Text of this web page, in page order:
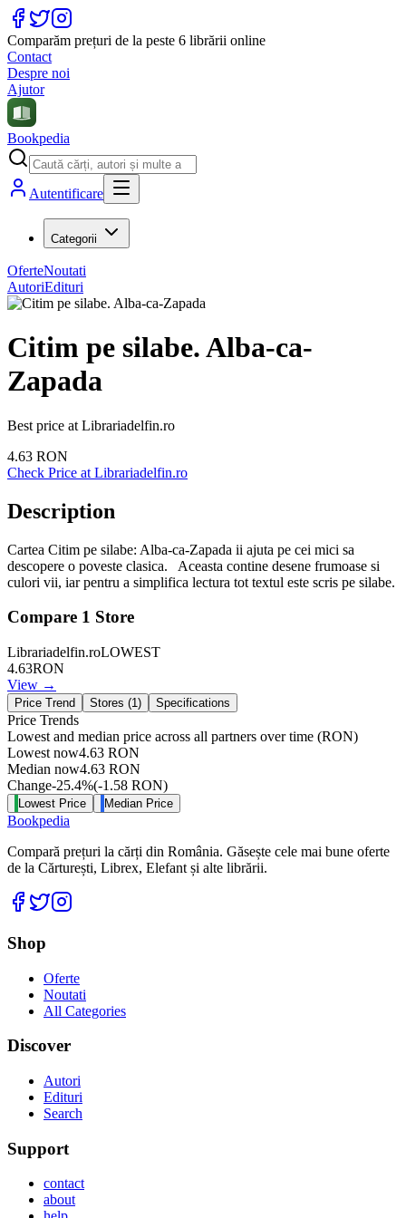
Comparăm prețuri de la peste 6 librării online
Contact
Despre noi
Ajutor
Bookpedia
Autentificare
Categorii
OferteNoutati
AutoriEdituri
Citim pe silabe. Alba-ca-
Zapada
Best price at Librariadelfin.ro
4.63 RON
Check Price at Librariadelfin.ro
Description
Cartea Citim pe silabe: Alba-ca-Zapada ii ajuta pe cei mici sa
descopere o poveste clasica. Aceasta contine desene frumoase si
culori vii, iar pentru a simplifica lectura tot textul este scris pe silabe.
Compare 1 Store
Librariadelfin.roLOWEST
4.63RON
View →
Price Trend Stores (1) Specifications
Price Trends
Lowest and median price across all partners over time (RON)
Lowest now4.63 RON
Median now4.63 RON
Change-25.4%(-1.58 RON)
Lowest Price Median Price
Bookpedia
Compară prețuri la cărți din România. Găsește cele mai bune oferte
de la Cărturești, Librex, Elefant și alte librării.
Facebook
Twitter
Shop
Oferte
Noutati
All Categories
Discover
Autori
Edituri
Search
Support
contact
about